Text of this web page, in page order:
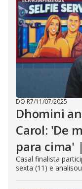
DO R7/11/07/2025
Dhomini
Carol: 'De
para cima'
Casal finalista
sexta (11) e